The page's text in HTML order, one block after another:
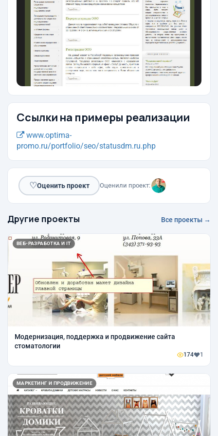
Ссылки на примеры реализации
www.optima-
promo.ru/portfolio/seo/statusdm.ru.php
♡Оценить проект Оценили проект:
Другие проекты Все проекты →
ВЕБ-РАЗРАБОТКА И IT
Модернизация, поддержка и продвижение сайта
стоматологии
174 1
МАРКЕТИНГ И ПРОДВИЖЕНИЕ